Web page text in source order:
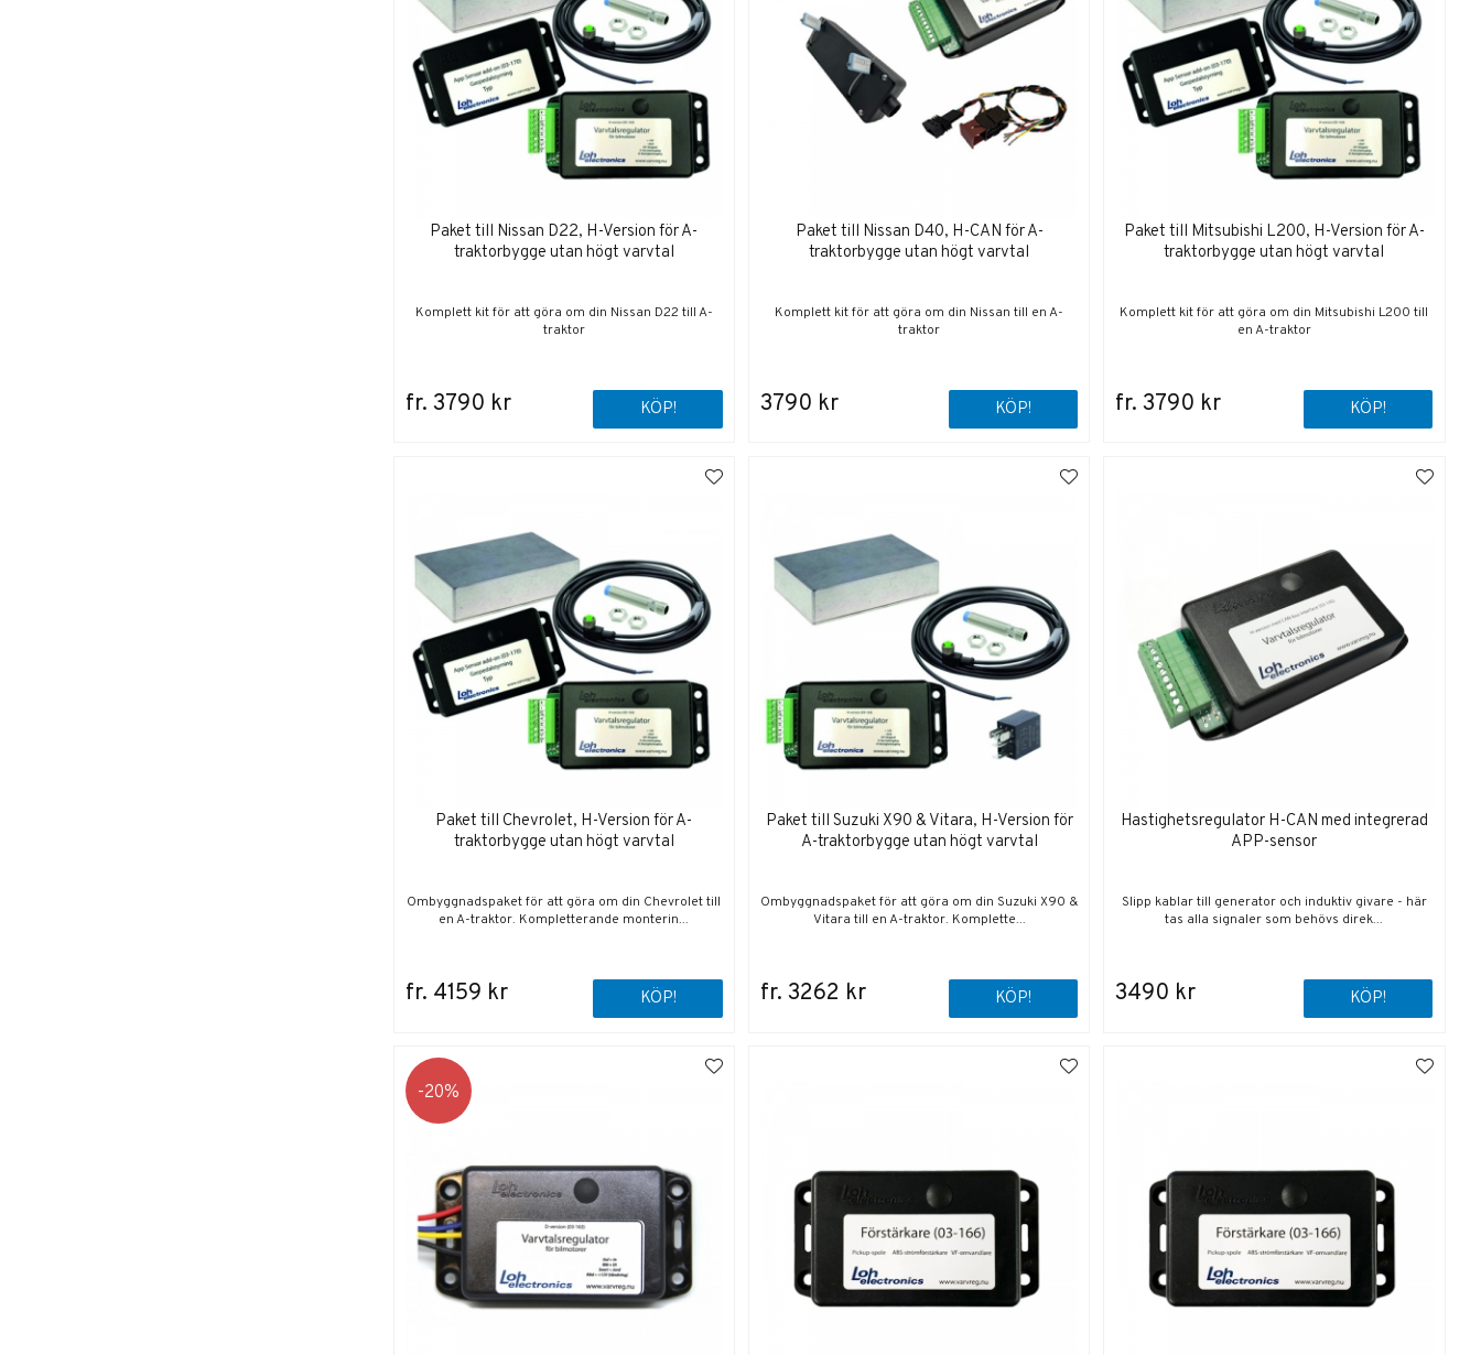
Paket till Nissan D22, H-Version för A-
traktorbygge utan högt varvtal
Komplett kit för att göra om din Nissan D22 till A-
traktor
fr. 3790 kr KÖP!
Paket till Nissan D40, H-CAN för A-
traktorbygge utan högt varvtal
Komplett kit för att göra om din Nissan till en A-
traktor
3790 kr KÖP!
Paket till Mitsubishi L200, H-Version för A-
traktorbygge utan högt varvtal
Komplett kit för att göra om din Mitsubishi L200 till
en A-traktor
fr. 3790 kr KÖP!
Paket till Chevrolet, H-Version för A-
traktorbygge utan högt varvtal
Ombyggnadspaket för att göra om din Chevrolet till
en A-traktor. Kompletterande monterin...
fr. 4159 kr KÖP!
Paket till Suzuki X90 & Vitara, H-Version för
A-traktorbygge utan högt varvtal
Ombyggnadspaket för att göra om din Suzuki X90 &
Vitara till en A-traktor. Komplette...
fr. 3262 kr KÖP!
Hastighetsregulator H-CAN med integrerad
APP-sensor
Slipp kablar till generator och induktiv givare - här
tas alla signaler som behövs direk...
3490 kr KÖP!
20